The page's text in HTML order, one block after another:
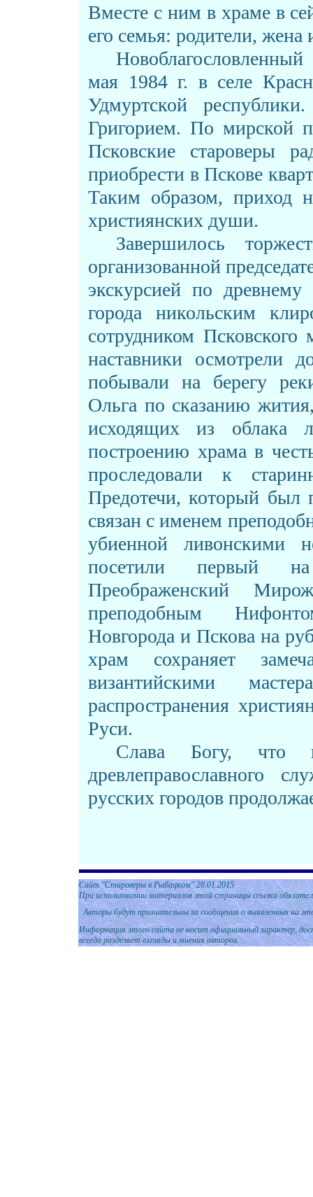
Вместе с ним в храме в
его семья: родители, жена
мая 1984 г. в селе
Удмуртской
Григорием. По мирской
Псковские староверы
приобрести в Пскове
Таким образом, приход
християнских души.
Завершилось
организованной
экскурсией по
города никольским
сотрудником
наставники осмотрели
побывали на берегу
Ольга по сказанию
исходящих из облака
построению храма в
проследовали к
Предотечи, который был
связан с именем
убиенной ливонскими
посетили первый
Преображенский
преподобным
Новгорода и Пскова на
храм сохраняет
византийскими
распространения
Руси.
Слава Богу, что
древлеправославного
русских городов
Сайт"Староверы в Рыбацком" 28.01.2015
При использовании материалов этой страницы ссылка
Авторы будут признательны за сообщения о выявленных на
Информация этого сайта не носит официальный характер,
всегда разделяет взгляды и мнения авторов.